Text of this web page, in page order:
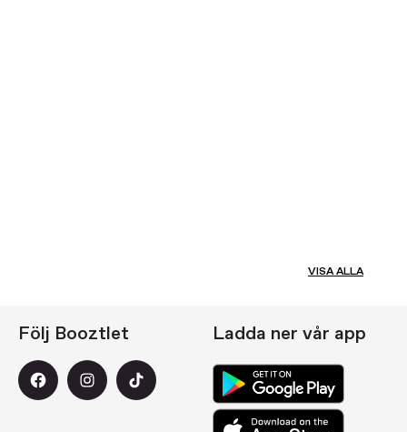
VISA ALLA
Följ Booztlet Ladda ner vår app